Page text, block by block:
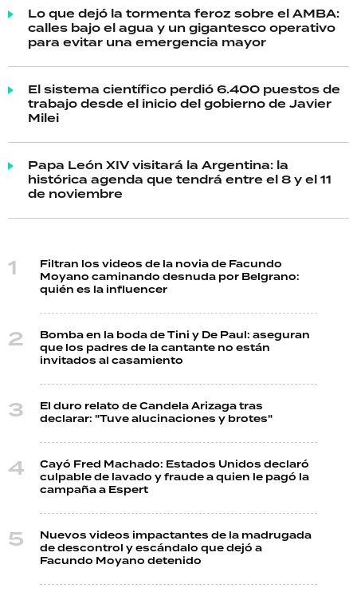
Lo que dejó la tormenta feroz sobre el AMBA:
calles bajo el agua y un gigantesco operativo
para evitar una emergencia mayor
El sistema científico perdió 6.400 puestos de
trabajo desde el inicio del gobierno de Javier
Milei
Papa León XIV visitará la Argentina: la
histórica agenda que tendrá entre el 8 y el 11
de noviembre
Filtran los videos de la novia de Facundo
Moyano caminando desnuda por Belgrano:
quién es la influencer
Bomba en la boda de Tini y De Paul: aseguran
que los padres de la cantante no están
invitados al casamiento
El duro relato de Candela Arizaga tras
declarar: "Tuve alucinaciones y brotes"
Cayó Fred Machado: Estados Unidos declaró
culpable de lavado y fraude a quien le pagó la
campaña a Espert
Nuevos videos impactantes de la madrugada
de descontrol y escándalo que dejó a
Facundo Moyano detenido